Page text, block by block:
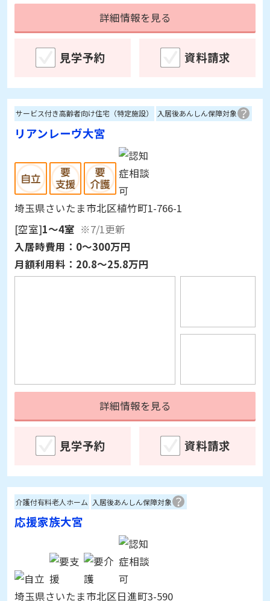
見学予約 資料請求
サービス付き高齢者向け住宅（特定施設） 入居後あんしん保障対象
リアンレーヴ大宮
埼玉県さいたま市北区植竹町1-766-1
[空室]1～4室 ※7/1更新
入居時費用： 0～300万円
月額利用料： 20.8～25.8万円
見学予約
応援家族大宮
埼玉県さいたま市北区日進町3-590
[空室]1～4室
※7/1更新
入居時費用： 0～300万円